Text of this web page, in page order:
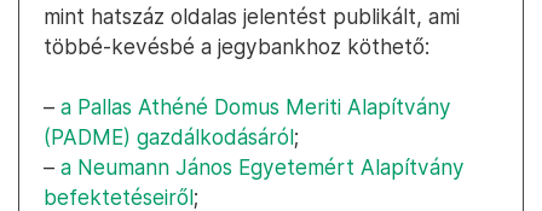
mint hatszáz oldalas jelentést publikált, ami
többé-kevésbé a jegybankhoz köthető:
– a Pallas Athéné Domus Meriti Alapítvány
(PADME) gazdálkodásáról;
– a Neumann János Egyetemért Alapítvány
befektetéseiről;